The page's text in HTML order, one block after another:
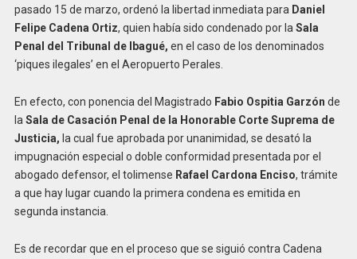
pasado 15 de marzo, ordenó la libertad inmediata para Daniel
Felipe Cadena Ortiz, quien había sido condenado por la Sala
Penal del Tribunal de Ibagué, en el caso de los denominados
‘piques ilegales’ en el Aeropuerto Perales.
En efecto, con ponencia del Magistrado Fabio Ospitia Garzón de
la Sala de Casación Penal de la Honorable Corte Suprema de
Justicia, la cual fue aprobada por unanimidad, se desató la
impugnación especial o doble conformidad presentada por el
abogado defensor, el tolimense Rafael Card ona Enciso, trámite
a que hay lugar cuando la primera condena es emitida en
segunda instancia.
Es de recordar que en el proceso que se siguió contra Cadena